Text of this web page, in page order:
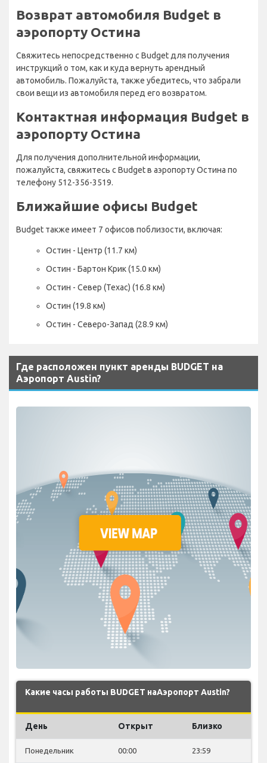
Возврат автомобиля Budget в
аэропорту Остина
Свяжитесь непосредственно с Budget для получения
инструкций о том, как и куда вернуть арендный
автомобиль. Пожалуйста, также убедитесь, что забрали
свои вещи из автомобиля перед его возвратом.
Контактная информация Budget в
аэропорту Остина
Для получения дополнительной информации,
пожалуйста, свяжитесь с Budget в аэропорту Остина по
телефону 512-356-3519.
Ближайшие офисы Budget
Budget также имеет 7 офисов поблизости, включая:
Остин - Центр (11.7 км)
Остин - Бартон Крик (15.0 км)
Остин - Север (Техас) (16.8 км)
Остин (19.8 км)
Остин - Северо-Запад (28.9 км)
Где расположен пункт аренды BUDGET на
Аэропорт Austin?
Какие часы работы BUDGET наАэропорт Austin?
День Открыт Близко
Понедельник 00:00 23:59